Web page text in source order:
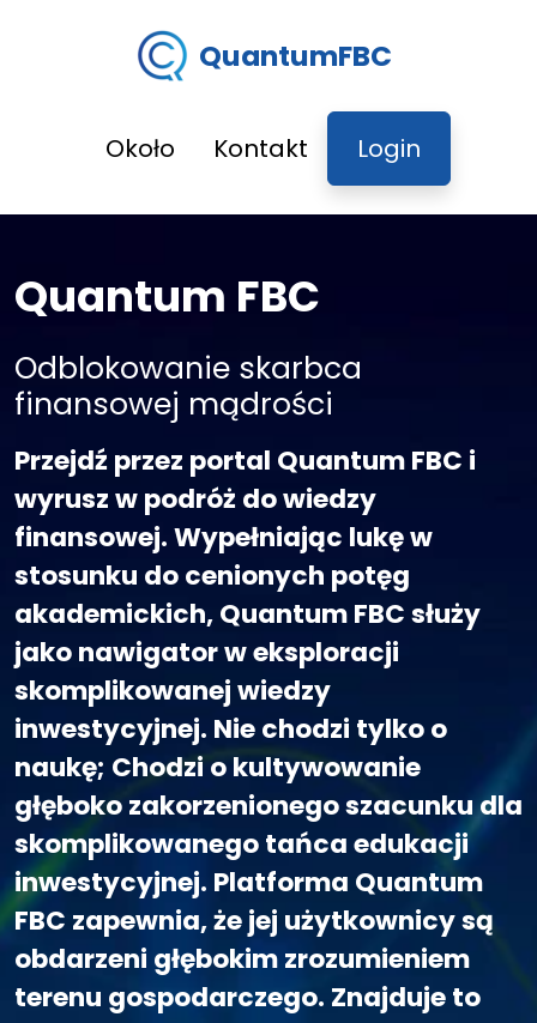
QuantumFBC
Około Kontakt Login
Quantum FBC
Odblokowanie skarbca
finansowej mądrości
Przejdź przez portal Quantum FBC i
wyrusz w podróż do wiedzy
finansowej. Wypełniając lukę w
stosunku do cenionych potęg
akademickich, Quantum FBC służy
jako nawigator w eksploracji
skomplikowanej wiedzy
inwestycyjnej. Nie chodzi tylko o
naukę; Chodzi o kultywowanie
głęboko zakorzenionego szacunku dla
skomplikowanego tańca edukacji
inwestycyjnej. Platforma Quantum
FBC zapewnia, że jej użytkownicy są
obdarzeni głębokim zrozumieniem
terenu gospodarczego. Znajduje to